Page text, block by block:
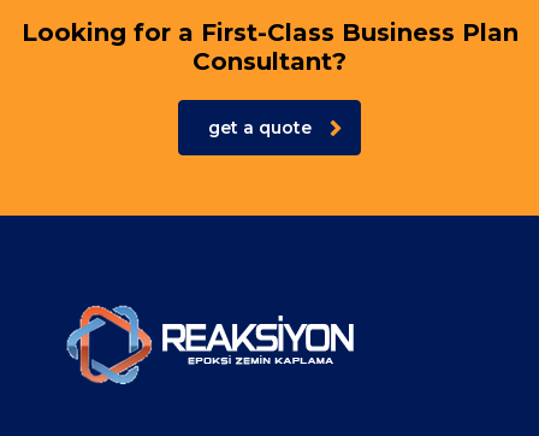
Looking for a First-Class Business Plan
Consultant?
get a quote